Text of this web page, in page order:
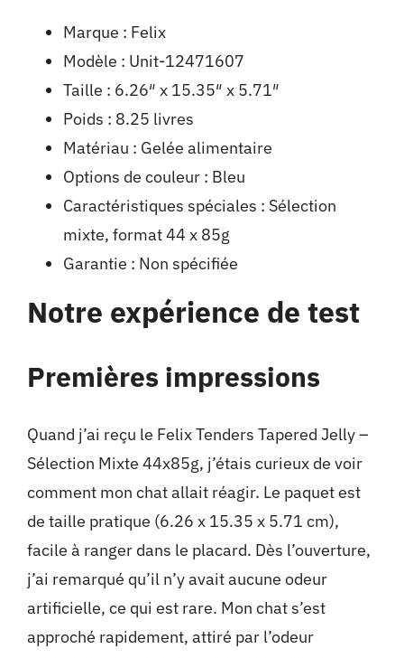
Marque : Felix
Modèle : Unit-12471607
Taille : 6.26″ x 15.35″ x 5.71″
Poids : 8.25 livres
Matériau : Gelée alimentaire
Options de couleur : Bleu
Caractéristiques spéciales : Sélection
mixte, format 44 x 85g
Garantie : Non spécifiée
Notre expérience de test
Premières impressions
Quand j’ai reçu le Felix Tenders Tapered Jelly –
Sélection Mixte 44x85g, j’étais curieux de voir
comment mon chat allait réagir. Le paquet est
de taille pratique (6.26 x 15.35 x 5.71 cm),
facile à ranger dans le placard. Dès l’ouverture,
j’ai remarqué qu’il n’y avait aucune odeur
artificielle, ce qui est rare. Mon chat s’est
approché rapidement, attiré par l’odeur